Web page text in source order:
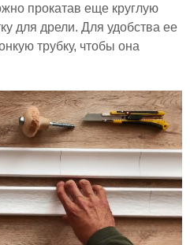
прокатав еще круглую
для дрели. Для удобства ее
трубку, чтобы она